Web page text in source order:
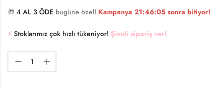
🎁 4 AL 3 ÖDE bugüne özel! Kampanya 21:46:05 sonra bitiyor!
⚡️ Stoklarımız çok hızlı tükeniyor! Şimdi sipariş ver!